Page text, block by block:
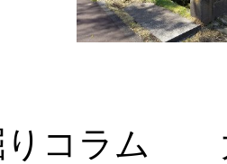
ラム 大